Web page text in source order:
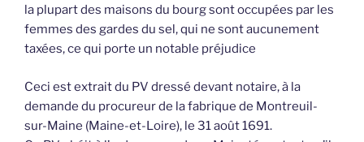
la plupart des maisons du bourg sont occupées par les
femmes des gardes du sel, qui ne sont aucunement
taxées, ce qui porte un notable préjudice
Ceci est extrait du PV dressé devant notaire, à la
demande du procureur de la fabrique de Montreuil-
sur-Maine (Maine-et-Loire), le 31 août 1691.